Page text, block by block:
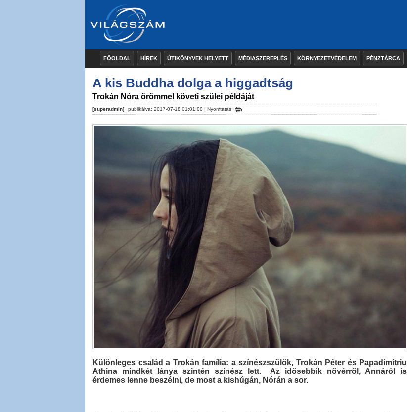
FŐOLDAL HÍREK ÚTIKÖNYVEK HELYETT MÉDIASZEREPLÉS KÖRNYEZETVÉDELEM PÉNZTÁRCA
A kis Buddha dolga a higgadtság
Trokán Nóra örömmel követi szülei példáját
[superadmin] publikálva: 2017-07-18 01:01:00 | Nyomtatás
Különleges család a Trokán família: a színészszülők, Trokán Péter és Papadimitriu
Athina mindkét lánya szintén színész lett. Az idősebbik nővérről, Annáról is
érdemes lenne beszélni, de most a kishúgán, Nórán a sor.